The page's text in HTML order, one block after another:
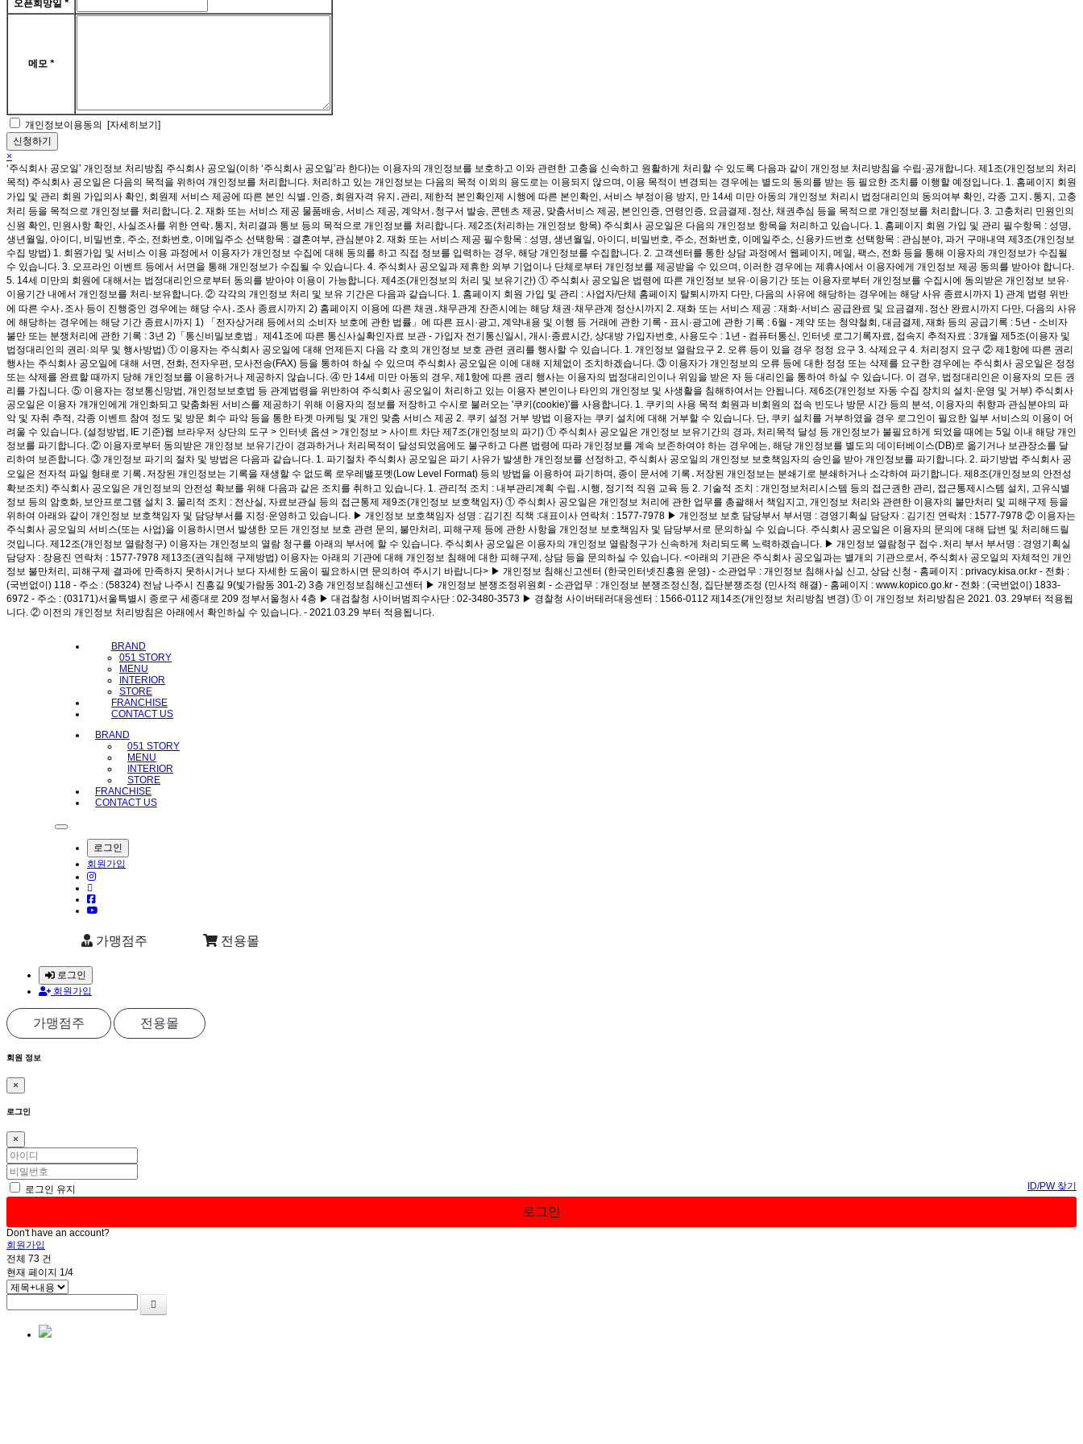
오픈희망일 *
메모 *
개인정보이용동의 [자세히보기]
×
‘주식회사 공오일’ 개인정보 처리방침 주식회사 공오일(이하 ‘주식회사 공오일’라 한다)는 이용자의 개인정보를 보호하고 이와 관련한 고충을 신속하고 원활하게 처리할 수 있도록 다음과 같이 개인정보 처리방침을 수립·공개합니다. 제1조(개인정보의 처리
목적) 주식회사 공오일은 다음의 목적을 위하여 개인정보를 처리합니다. 처리하고 있는 개인정보는 다음의 목적 이외의 용도로는 이용되지 않으며, 이용 목적이 변경되는 경우에는 별도의 동의를 받는 등 필요한 조치를 이행할 예정입니다. 1. 홈페이지 회원
가입 및 관리 회원 가입의사 확인, 회원제 서비스 제공에 따른 본인 식별․인증, 회원자격 유지․관리, 제한적 본인확인제 시행에 따른 본인확인, 서비스 부정이용 방지, 만 14세 미만 아동의 개인정보 처리시 법정대리인의 동의여부 확인, 각종 고지․통지, 고충
처리 등을 목적으로 개인정보를 처리합니다. 2. 재화 또는 서비스 제공 물품배송, 서비스 제공, 계약서․청구서 발송, 콘텐츠 제공, 맞춤서비스 제공, 본인인증, 연령인증, 요금결제․정산, 채권추심 등을 목적으로 개인정보를 처리합니다. 3. 고충처리 민원인의
신원 확인, 민원사항 확인, 사실조사를 위한 연락․통지, 처리결과 통보 등의 목적으로 개인정보를 처리합니다. 제2조(처리하는 개인정보 항목) 주식회사 공오일은 다음의 개인정보 항목을 처리하고 있습니다. 1. 홈페이지 회원 가입 및 관리 필수항목 : 성명,
생년월일, 아이디, 비밀번호, 주소, 전화번호, 이메일주소 선택항목 : 결혼여부, 관심분야 2. 재화 또는 서비스 제공 필수항목 : 성명, 생년월일, 아이디, 비밀번호, 주소, 전화번호, 이메일주소, 신용카드번호 선택항목 : 관심분야, 과거 구매내역 제3조(개인정보
수집 방법) 1. 회원가입 및 서비스 이용 과정에서 이용자가 개인정보 수집에 대해 동의를 하고 직접 정보를 입력하는 경우, 해당 개인정보를 수집합니다. 2. 고객센터를 통한 상담 과정에서 웹페이지, 메일, 팩스, 전화 등을 통해 이용자의 개인정보가 수집될
수 있습니다. 3. 오프라인 이벤트 등에서 서면을 통해 개인정보가 수집될 수 있습니다. 4. 주식회사 공오일과 제휴한 외부 기업이나 단체로부터 개인정보를 제공받을 수 있으며, 이러한 경우에는 제휴사에서 이용자에게 개인정보 제공 동의를 받아야 합니다.
5. 14세 미만의 회원에 대해서는 법정대리인으로부터 동의를 받아야 이용이 가능합니다. 제4조(개인정보의 처리 및 보유기간) ① 주식회사 공오일은 법령에 따른 개인정보 보유·이용기간 또는 이용자로부터 개인정보를 수집시에 동의받은 개인정보 보유·
이용기간 내에서 개인정보를 처리·보유합니다. ② 각각의 개인정보 처리 및 보유 기간은 다음과 같습니다. 1. 홈페이지 회원 가입 및 관리 : 사업자/단체 홈페이지 탈퇴시까지 다만, 다음의 사유에 해당하는 경우에는 해당 사유 종료시까지 1) 관계 법령 위반
에 따른 수사․조사 등이 진행중인 경우에는 해당 수사․조사 종료시까지 2) 홈페이지 이용에 따른 채권․채무관계 잔존시에는 해당 채권·채무관계 정산시까지 2. 재화 또는 서비스 제공 : 재화·서비스 공급완료 및 요금결제․정산 완료시까지 다만, 다음의 사유
에 해당하는 경우에는 해당 기간 종료시까지 1) 「전자상거래 등에서의 소비자 보호에 관한 법률」에 따른 표시·광고, 계약내용 및 이행 등 거래에 관한 기록 - 표시·광고에 관한 기록 : 6월 - 계약 또는 청약철회, 대금결제, 재화 등의 공급기록 : 5년 - 소비자
불만 또는 분쟁처리에 관한 기록 : 3년 2)「통신비밀보호법」제41조에 따른 통신사실확인자료 보관 - 가입자 전기통신일시, 개시·종료시간, 상대방 가입자번호, 사용도수 : 1년 - 컴퓨터통신, 인터넷 로그기록자료, 접속지 추적자료 : 3개월 제5조(이용자 및
법정대리인의 권리·의무 및 행사방법) ① 이용자는 주식회사 공오일에 대해 언제든지 다음 각 호의 개인정보 보호 관련 권리를 행사할 수 있습니다. 1. 개인정보 열람요구 2. 오류 등이 있을 경우 정정 요구 3. 삭제요구 4. 처리정지 요구 ② 제1항에 따른 권리
행사는 주식회사 공오일에 대해 서면, 전화, 전자우편, 모사전송(FAX) 등을 통하여 하실 수 있으며 주식회사 공오일은 이에 대해 지체없이 조치하겠습니다. ③ 이용자가 개인정보의 오류 등에 대한 정정 또는 삭제를 요구한 경우에는 주식회사 공오일은 정정
또는 삭제를 완료할 때까지 당해 개인정보를 이용하거나 제공하지 않습니다. ④ 만 14세 미만 아동의 경우, 제1항에 따른 권리 행사는 이용자의 법정대리인이나 위임을 받은 자 등 대리인을 통하여 하실 수 있습니다. 이 경우, 법정대리인은 이용자의 모든 권
리를 가집니다. ⑤ 이용자는 정보통신망법, 개인정보보호법 등 관계법령을 위반하여 주식회사 공오일이 처리하고 있는 이용자 본인이나 타인의 개인정보 및 사생활을 침해하여서는 안됩니다. 제6조(개인정보 자동 수집 장치의 설치·운영 및 거부) 주식회사
공오일은 이용자 개개인에게 개인화되고 맞춤화된 서비스를 제공하기 위해 이용자의 정보를 저장하고 수시로 불러오는 '쿠키(cookie)'를 사용합니다. 1. 쿠키의 사용 목적 회원과 비회원의 접속 빈도나 방문 시간 등의 분석, 이용자의 취향과 관심분야의 파
악 및 자취 추적, 각종 이벤트 참여 정도 및 방문 회수 파악 등을 통한 타겟 마케팅 및 개인 맞춤 서비스 제공 2. 쿠키 설정 거부 방법 이용자는 쿠키 설치에 대해 거부할 수 있습니다. 단, 쿠키 설치를 거부하였을 경우 로그인이 필요한 일부 서비스의 이용이 어
려울 수 있습니다. (설정방법, IE 기준)웹 브라우저 상단의 도구 > 인터넷 옵션 > 개인정보 > 사이트 차단 제7조(개인정보의 파기) ① 주식회사 공오일은 개인정보 보유기간의 경과, 처리목적 달성 등 개인정보가 불필요하게 되었을 때에는 5일 이내 해당 개인
정보를 파기합니다. ② 이용자로부터 동의받은 개인정보 보유기간이 경과하거나 처리목적이 달성되었음에도 불구하고 다른 법령에 따라 개인정보를 계속 보존하여야 하는 경우에는, 해당 개인정보를 별도의 데이터베이스(DB)로 옮기거나 보관장소를 달
리하여 보존합니다. ③ 개인정보 파기의 절차 및 방법은 다음과 같습니다. 1. 파기절차 주식회사 공오일은 파기 사유가 발생한 개인정보를 선정하고, 주식회사 공오일의 개인정보 보호책임자의 승인을 받아 개인정보를 파기합니다. 2. 파기방법 주식회사 공
오일은 전자적 파일 형태로 기록․저장된 개인정보는 기록을 재생할 수 없도록 로우레밸포멧(Low Level Format) 등의 방법을 이용하여 파기하며, 종이 문서에 기록․저장된 개인정보는 분쇄기로 분쇄하거나 소각하여 파기합니다. 제8조(개인정보의 안전성
확보조치) 주식회사 공오일은 개인정보의 안전성 확보를 위해 다음과 같은 조치를 취하고 있습니다. 1. 관리적 조치 : 내부관리계획 수립․시행, 정기적 직원 교육 등 2. 기술적 조치 : 개인정보처리시스템 등의 접근권한 관리, 접근통제시스템 설치, 고유식별
정보 등의 암호화, 보안프로그램 설치 3. 물리적 조치 : 전산실, 자료보관실 등의 접근통제 제9조(개인정보 보호책임자) ① 주식회사 공오일은 개인정보 처리에 관한 업무를 총괄해서 책임지고, 개인정보 처리와 관련한 이용자의 불만처리 및 피해구제 등을
위하여 아래와 같이 개인정보 보호책임자 및 담당부서를 지정·운영하고 있습니다. ▶ 개인정보 보호책임자 성명 : 김기진 직책 :대표이사 연락처 : 1577-7978 ▶ 개인정보 보호 담당부서 부서명 : 경영기획실 담당자 : 김기진 연락처 : 1577-7978 ② 이용자는
주식회사 공오일의 서비스(또는 사업)을 이용하시면서 발생한 모든 개인정보 보호 관련 문의, 불만처리, 피해구제 등에 관한 사항을 개인정보 보호책임자 및 담당부서로 문의하실 수 있습니다. 주식회사 공오일은 이용자의 문의에 대해 답변 및 처리해드릴
것입니다. 제12조(개인정보 열람청구) 이용자는 개인정보의 열람 청구를 아래의 부서에 할 수 있습니다. 주식회사 공오일은 이용자의 개인정보 열람청구가 신속하게 처리되도록 노력하겠습니다. ▶ 개인정보 열람청구 접수․처리 부서 부서명 : 경영기획실
담당자 : 장용진 연락처 : 1577-7978 제13조(권익침해 구제방법) 이용자는 아래의 기관에 대해 개인정보 침해에 대한 피해구제, 상담 등을 문의하실 수 있습니다. <아래의 기관은 주식회사 공오일과는 별개의 기관으로서, 주식회사 공오일의 자체적인 개인
정보 불만처리, 피해구제 결과에 만족하지 못하시거나 보다 자세한 도움이 필요하시면 문의하여 주시기 바랍니다> ▶ 개인정보 침해신고센터 (한국인터넷진흥원 운영) - 소관업무 : 개인정보 침해사실 신고, 상담 신청 - 홈페이지 : privacy.kisa.or.kr - 전화 :
(국번없이) 118 - 주소 : (58324) 전남 나주시 진흥길 9(빛가람동 301-2) 3층 개인정보침해신고센터 ▶ 개인정보 분쟁조정위원회 - 소관업무 : 개인정보 분쟁조정신청, 집단분쟁조정 (민사적 해결) - 홈페이지 : www.kopico.go.kr - 전화 : (국번없이) 1833-
6972 - 주소 : (03171)서울특별시 종로구 세종대로 209 정부서울청사 4층 ▶ 대검찰청 사이버범죄수사단 : 02-3480-3573 ▶ 경찰청 사이버테러대응센터 : 1566-0112 제14조(개인정보 처리방침 변경) ① 이 개인정보 처리방침은 2021. 03. 29부터 적용됩
니다. ② 이전의 개인정보 처리방침은 아래에서 확인하실 수 있습니다. - 2021.03.29 부터 적용됩니다.
BRAND
051 STORY
MENU
INTERIOR
STORE
FRANCHISE
CONTACT US
BRAND
051 STORY
MENU
INTERIOR
STORE
FRANCHISE
CONTACT US
로그인
회원가입
가맹점주 전용몰
로그인
회원가입
가맹점주 전용몰
회원 정보
×
로그인
×
로그인 유지 ID/PW 찾기
Don't have an account?
회원가입
전체 73 건
현재 페이지 1/4